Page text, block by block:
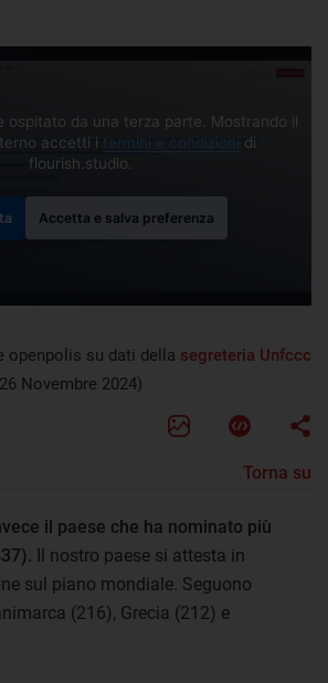
ospitato da una terza parte. Mostrando il
accetti i termini e condizioni di
flourish.studio.
Accetta e salva preferenza
openpolis su dati della segreteria Unfccc
Novembre 2024)
Torna su
il paese che ha nominato più
Il nostro paese si attesta in
sul piano mondiale. Seguono
(216), Grecia (212) e